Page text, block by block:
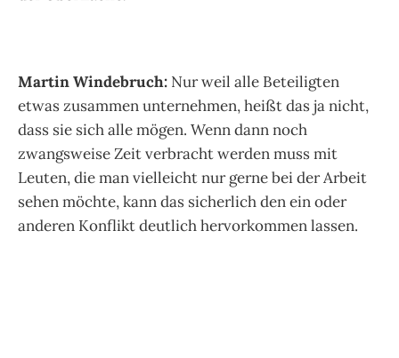
Martin Windebruch: Nur weil alle Beteiligten
etwas zusammen unternehmen, heißt das ja nicht,
dass sie sich alle mögen. Wenn dann noch
zwangsweise Zeit verbracht werden muss mit
Leuten, die man vielleicht nur gerne bei der Arbeit
sehen möchte, kann das sicherlich den ein oder
anderen Konflikt deutlich hervorkommen lassen.